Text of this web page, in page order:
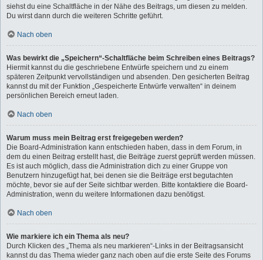
siehst du eine Schaltfläche in der Nähe des Beitrags, um diesen zu melden.
Du wirst dann durch die weiteren Schritte geführt.
Nach oben
Was bewirkt die „Speichern“-Schaltfläche beim Schreiben eines Beitrags?
Hiermit kannst du die geschriebene Entwürfe speichern und zu einem
späteren Zeitpunkt vervollständigen und absenden. Den gesicherten Beitrag
kannst du mit der Funktion „Gespeicherte Entwürfe verwalten“ in deinem
persönlichen Bereich erneut laden.
Nach oben
Warum muss mein Beitrag erst freigegeben werden?
Die Board-Administration kann entschieden haben, dass in dem Forum, in
dem du einen Beitrag erstellt hast, die Beiträge zuerst geprüft werden müssen.
Es ist auch möglich, dass die Administration dich zu einer Gruppe von
Benutzern hinzugefügt hat, bei denen sie die Beiträge erst begutachten
möchte, bevor sie auf der Seite sichtbar werden. Bitte kontaktiere die Board-
Administration, wenn du weitere Informationen dazu benötigst.
Nach oben
Wie markiere ich ein Thema als neu?
Durch Klicken des „Thema als neu markieren“-Links in der Beitragsansicht
kannst du das Thema wieder ganz nach oben auf die erste Seite des Forums